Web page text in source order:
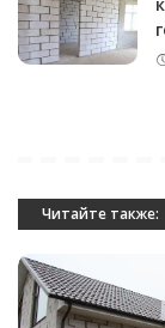
Читайте также: